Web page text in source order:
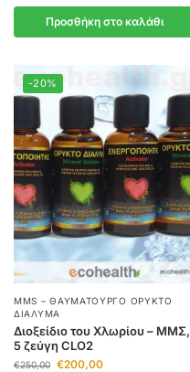
Προσθήκη στο καλάθι
-20%
MMS – ΘΑΥΜΑΤΟΥΡΓΌ ΟΡΥΚΤΌ
ΔΙΆΛΥΜΑ
Διοξείδιο του Χλωρίου – ΜΜΣ,
5 ζεύγη CLO2
€250,00 €200,00